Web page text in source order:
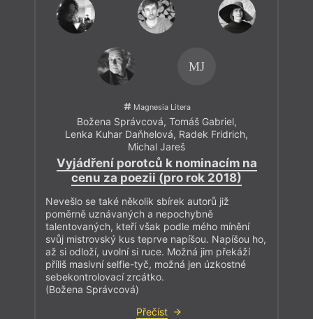
MJ
Magnesia Litera
Božena Správcová, Tomáš Gabriel,
Lenka Kuhar Daňhelová, Radek Fridrich,
Michal Jareš
Vyjádření porotců k nominacím na
cenu za poezii (pro rok 2018)
Nevešlo se také několik sbírek autorů již
poměrně uznávaných a nepochybně
talentovaných, kteří však podle mého mínění
svůj mistrovský kus teprve napíšou. Napíšou ho,
až si odloží, uvolní si ruce. Možná jim překáží
příliš masivní selfie-tyč, možná jen úzkostné
sebekontrolovací zrcátko.
(Božena Správcová)
Přečíst